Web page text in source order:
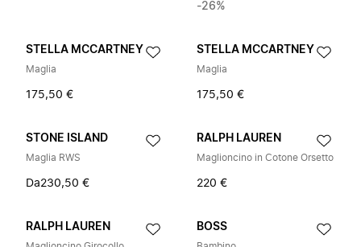
-26%
STELLA MCCARTNEY
Maglia
175,50 €
STELLA MCCARTNEY
Maglia
175,50 €
STONE ISLAND
Maglia RWS
Da230,50 €
RALPH LAUREN
Maglioncino in Cotone Orsetto
220 €
RALPH LAUREN BOSS